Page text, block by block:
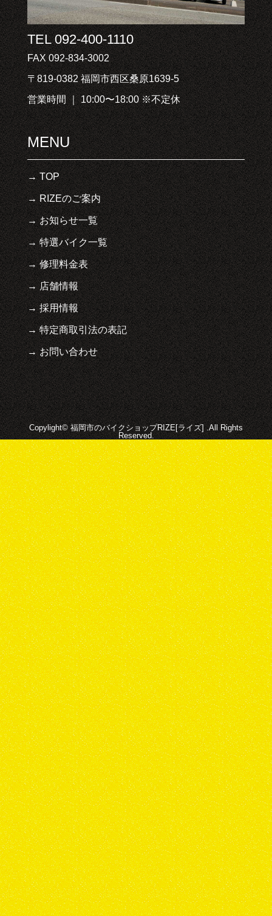
TEL 092-400-1110
FAX 092-834-3002
〒819-0382 福岡市西区桑原1639-5
営業時間 ｜ 10:00〜18:00 ※不定休
MENU
TOP
RIZEのご案内
お知らせ一覧
特選バイク一覧
修理料金表
店舗情報
採用情報
特定商取引法の表記
お問い合わせ
Copylight© 福岡市のバイクショップRIZE[ライズ] .All Rights
Reserved.